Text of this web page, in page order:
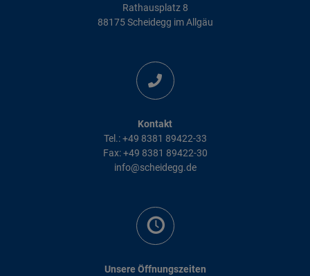
Rathausplatz 8
88175 Scheidegg im Allgäu
Kontakt
Tel.: +49 8381 89422-33
Fax: +49 8381 89422-30
info@scheidegg.de
Unsere Öffnungszeiten